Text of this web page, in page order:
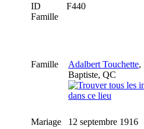
ID
Famille
F440
Famille Adalbert Touchette,
Baptiste, QC
Mariage 12 septembre 1916